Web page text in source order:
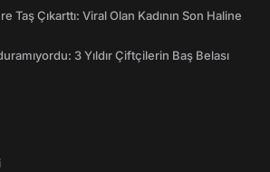
Taş Çıkarttı: Viral Olan Kadının Son Haline
3 Yıldır Çiftçilerin Baş Belası